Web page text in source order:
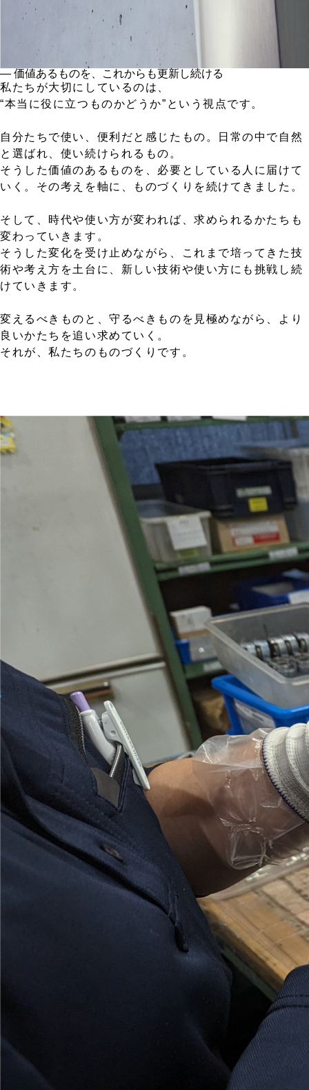
― 価値あるものを、これからも更新し続ける
私たちが大切にしているのは、
“本当に役に立つものかどうか”という視点です。
自分たちで使い、便利だと感じたもの。日常の中で自然
と選ばれ、使い続けられるもの。
そうした価値のあるものを、必要としている人に届けて
いく。その考えを軸に、ものづくりを続けてきました。
そして、時代や使い方が変われば、求められるかたちも
変わっていきます。
そうした変化を受け止めながら、これまで培ってきた技
術や考え方を土台に、新しい技術や使い方にも挑戦し続
けていきます。
変えるべきものと、守るべきものを見極めながら、より
良いかたちを追い求めていく。
それが、私たちのものづくりです。